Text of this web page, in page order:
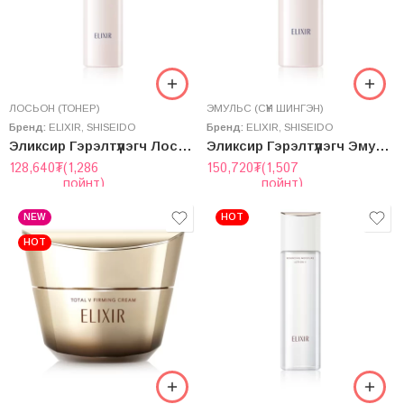
ЛОСЬОН (ТОНЕР)
Бренд: ELIXIR SHISEIDO
Эликсир Гэрэлтүүлэгч Лосьон
128,640₮(1,286
пойнт)
ЭМУЛЬС (СҮҮН ШИНГЭН)
Бренд: ELIXIR SHISEIDO
Эликсир Гэрэлтүүлэгч Эмульс
150,720₮(1,507
пойнт)
NEW
HOT
HOT